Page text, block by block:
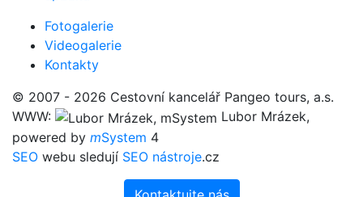
Fotogalerie
Videogalerie
Kontakty
© 2007 - 2026 Cestovní kancelář Pangeo tours, a.s.
WWW:
Lubor Mrázek,
powered by mSystem 4
SEO webu sledují SEO nástroje.cz